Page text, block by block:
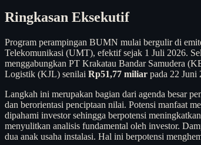
Ringkasan Eksekutif
Program perampingan BUMN mulai bergulir di
Telekomunikasi (UMT), efektif sejak 1 Juli 2026.
menggabungkan PT Krakatau Bandar Samudera
Logistik (KJL) senilai Rp51,77 miliar pada 22 Juni
Langkah ini merupakan bagian dari agenda besar
dan berorientasi penciptaan nilai. Potensi manfaat
dipahami investor sehingga berpotensi
menyulitkan analisis fundamental oleh investor.
dua anak usaha instalasi. Hal ini berpotensi